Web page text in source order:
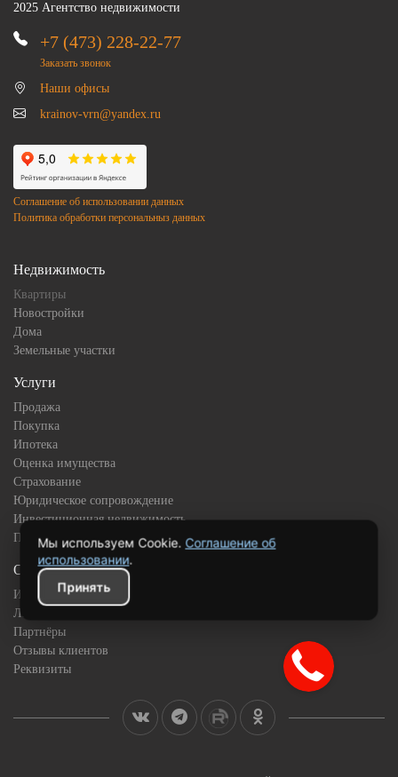
2025 Агентство недвижимости
+7 (473) 228-22-77
Заказать звонок
Наши офисы
krainov-vrn@yandex.ru
Соглашение об использовании данных
Политика обработки персональныз данных
Недвижимость
Квартиры
Новостройки
Дома
Земельные участки
Услуги
Продажа
Покупка
Ипотека
Оценка имущества
Страхование
Юридическое сопровождение
Инвестиционная недвижимость
Подбор квартиры в новостройке
О компании
История
Лицензии и сертификаты
Партнёры
Отзывы клиентов
Реквизиты
Мы используем Cookie. Соглашение об
использовании.
Принять